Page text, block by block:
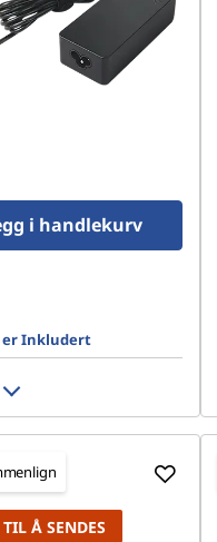
i handlekurv
er Inkludert
Å SENDES